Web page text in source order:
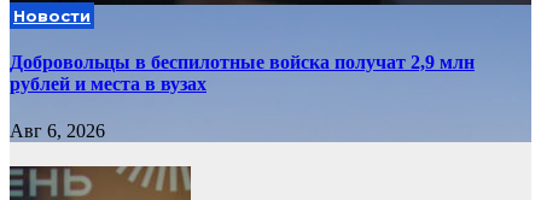
Новости
Добровольцы в беспилотные войска получат 2,9 млн
рублей и места в вузах
Авг 6, 2026